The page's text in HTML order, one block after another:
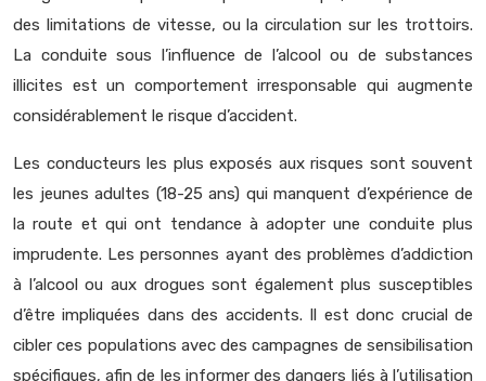
des limitations de vitesse, ou la circulation sur les trottoirs.
La conduite sous l’influence de l’alcool ou de substances
illicites est un comportement irresponsable qui augmente
considérablement le risque d’accident.
Les conducteurs les plus exposés aux risques sont souvent
les jeunes adultes (18-25 ans) qui manquent d’expérience de
la route et qui ont tendance à adopter une conduite plus
imprudente. Les personnes ayant des problèmes d’addiction
à l’alcool ou aux drogues sont également plus susceptibles
d’être impliquées dans des accidents. Il est donc crucial de
cibler ces populations avec des campagnes de sensibilisation
spécifiques, afin de les informer des dangers liés à l’utilisation